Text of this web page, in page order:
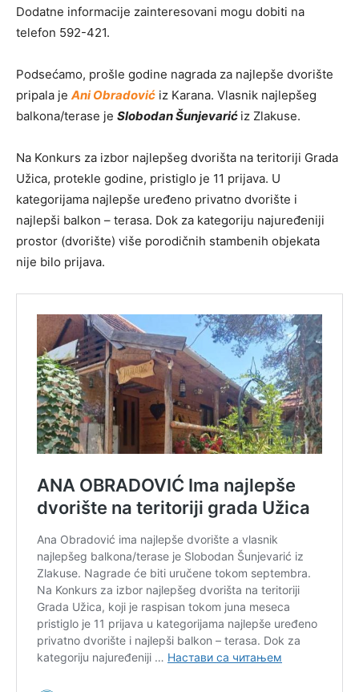
Dodatne informacije zainteresovani mogu dobiti na
telefon 592-421.
Podsećamo, prošle godine nagrada za najlepše dvorište
pripala je Ani Obradović iz Karana. Vlasnik najlepšeg
balkona/terase je Slobodan Šunjevarić iz Zlakuse.
Na Konkurs za izbor najlepšeg dvorišta na teritoriji Grada
Užica, protekle godine, pristiglo je 11 prijava. U
kategorijama najlepše uređeno privatno dvorište i
najlepši balkon – terasa. Dok za kategoriju najuređeniji
prostor (dvorište) više porodičnih stambenih objekata
nije bilo prijava.